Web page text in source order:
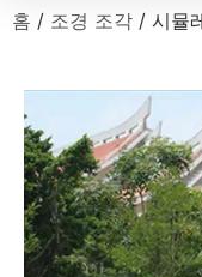
홈 / 조경 조각 / 시뮬